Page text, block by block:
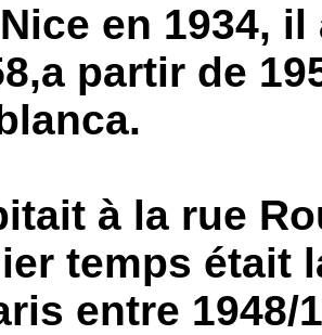
en 1934,
partir de
à la rue
temps était
entre 1948/